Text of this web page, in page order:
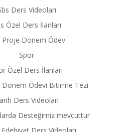
Ders Videoları
Özel Ders İlanları
Proje Dönem Ödev
Spor
Özel Ders İlanları
Dönem Ödevi Bitirme Tezi
Ders Videoları
Desteğimiz mevcuttur
Ders Videoları